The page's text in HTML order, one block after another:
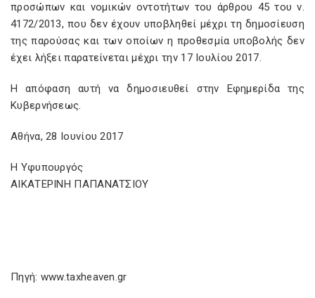
προσώπων και νομικών οντοτήτων του άρθρου 45 του ν.
4172/2013, που δεν έχουν υποβληθεί μέχρι τη δημοσίευση
της παρούσας και των οποίων η προθεσμία υποβολής δεν
έχει λήξει παρατείνεται μέχρι την 17 Ιουλίου 2017.
Η απόφαση αυτή να δημοσιευθεί στην Εφημερίδα της
Κυβερνήσεως.
Αθήνα, 28 Ιουνίου 2017
Η Υφυπουργός
ΑΙΚΑΤΕΡΙΝΗ ΠΑΠΑΝΑΤΣΙΟΥ
Πηγή: www.taxheaven.gr